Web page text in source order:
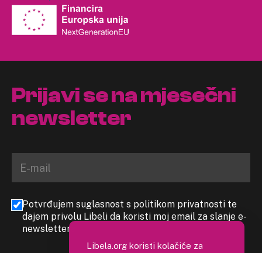
Prijavi se na mjesečni
newsletter
Potvrđujem suglasnost s politikom privatnosti te
dajem privolu Libeli da koristi moj email za slanje e-
newslettera
Libela.org koristi kolačiće za